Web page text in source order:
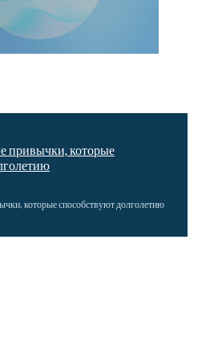
привычки, которые
которые способствуют долголетию